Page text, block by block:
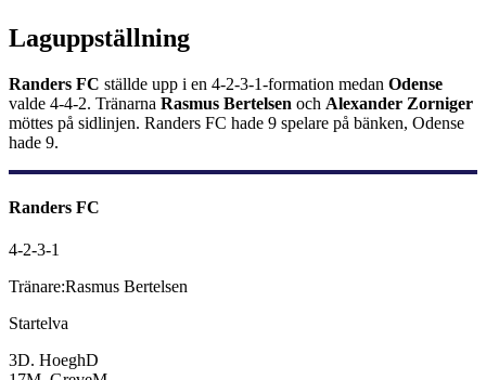
Laguppställning
Randers FC ställde upp i en 4-2-3-1-formation medan Odense
valde 4-4-2. Tränarna Rasmus Bertelsen och Alexander Zorniger
möttes på sidlinjen. Randers FC hade 9 spelare på bänken, Odense
hade 9.
Randers FC
4-2-3-1
Tränare:Rasmus Bertelsen
Startelva
3D. HoeghD